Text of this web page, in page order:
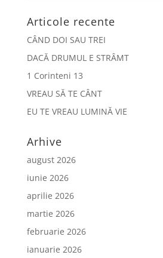
Articole recente
CÂND DOI SAU TREI
DACĂ DRUMUL E STRÂMT
1 Corinteni 13
VREAU SĂ TE CÂNT
EU TE VREAU LUMINĂ VIE
Arhive
august 2026
iunie 2026
aprilie 2026
martie 2026
februarie 2026
ianuarie 2026